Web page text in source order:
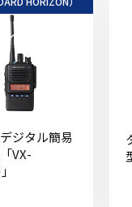
ジタル簡易
VX-